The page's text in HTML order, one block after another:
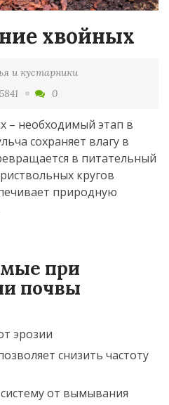
хвойных
и кустарники
5841 0
– необходимый этап в
сохраняет влагу в
в питательный
кругов
природную
при
почвы
эрозии
снизить частоту
от вымывания